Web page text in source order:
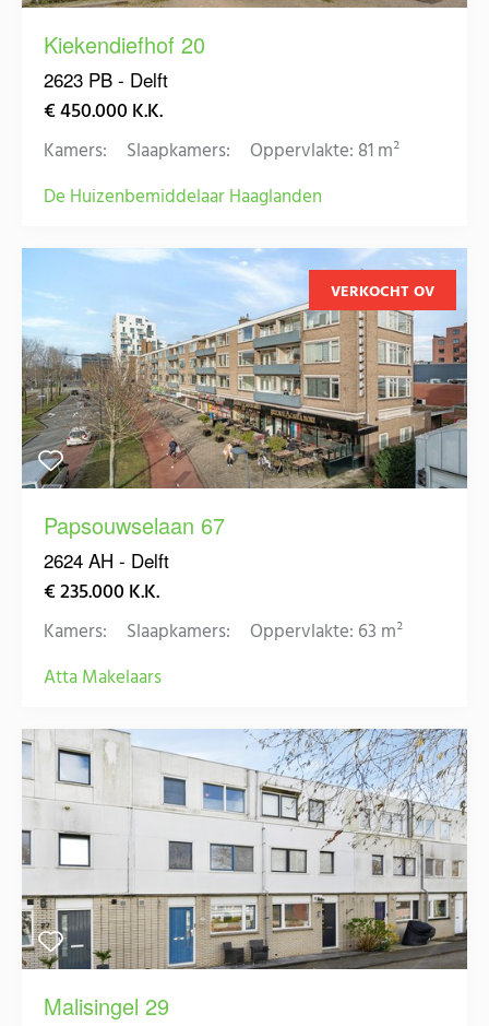
Kiekendiefhof 20
2623 PB - Delft
€ 450.000 K.K.
Kamers: Slaapkamers:
Oppervlakte: 81 m²
De Huizenbemiddelaar Haaglanden
VERKOCHT OV
Papsouwselaan 67
2624 AH - Delft
€ 235.000 K.K.
Kamers: Slaapkamers:
Oppervlakte: 63 m²
Atta Makelaars
Malisingel 29